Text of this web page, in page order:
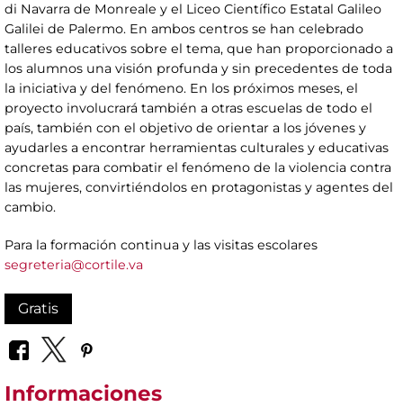
di Navarra de Monreale y el Liceo Científico Estatal Galileo
Galilei de Palermo. En ambos centros se han celebrado
talleres educativos sobre el tema, que han proporcionado a
los alumnos una visión profunda y sin precedentes de toda
la iniciativa y del fenómeno. En los próximos meses, el
proyecto involucrará también a otras escuelas de todo el
país, también con el objetivo de orientar a los jóvenes y
ayudarles a encontrar herramientas culturales y educativas
concretas para combatir el fenómeno de la violencia contra
las mujeres, convirtiéndolos en protagonistas y agentes del
cambio.
Para la formación continua y las visitas escolares
segreteria@cortile.va
Gratis
Informaciones